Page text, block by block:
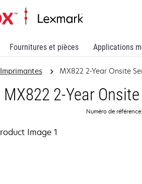
Fournitures et pièces Applications
Imprimantes MX822 2-Year Onsite
MX822 2-Year
Numéro de